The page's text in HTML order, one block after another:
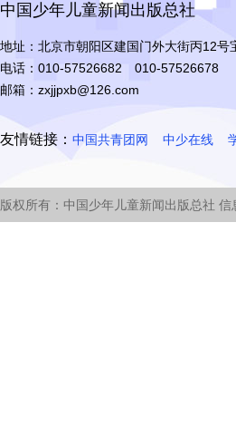
中国少年儿童新闻出版总社
地址：北京市朝阳区建国门外大街丙12号
电话：010-57526682 010-57526678
邮箱：zxjjpxb@126.com
友情链接： 中国共青团网 中少在线
版权所有：中国少年儿童新闻出版总社